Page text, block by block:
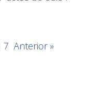
7 Anterior »